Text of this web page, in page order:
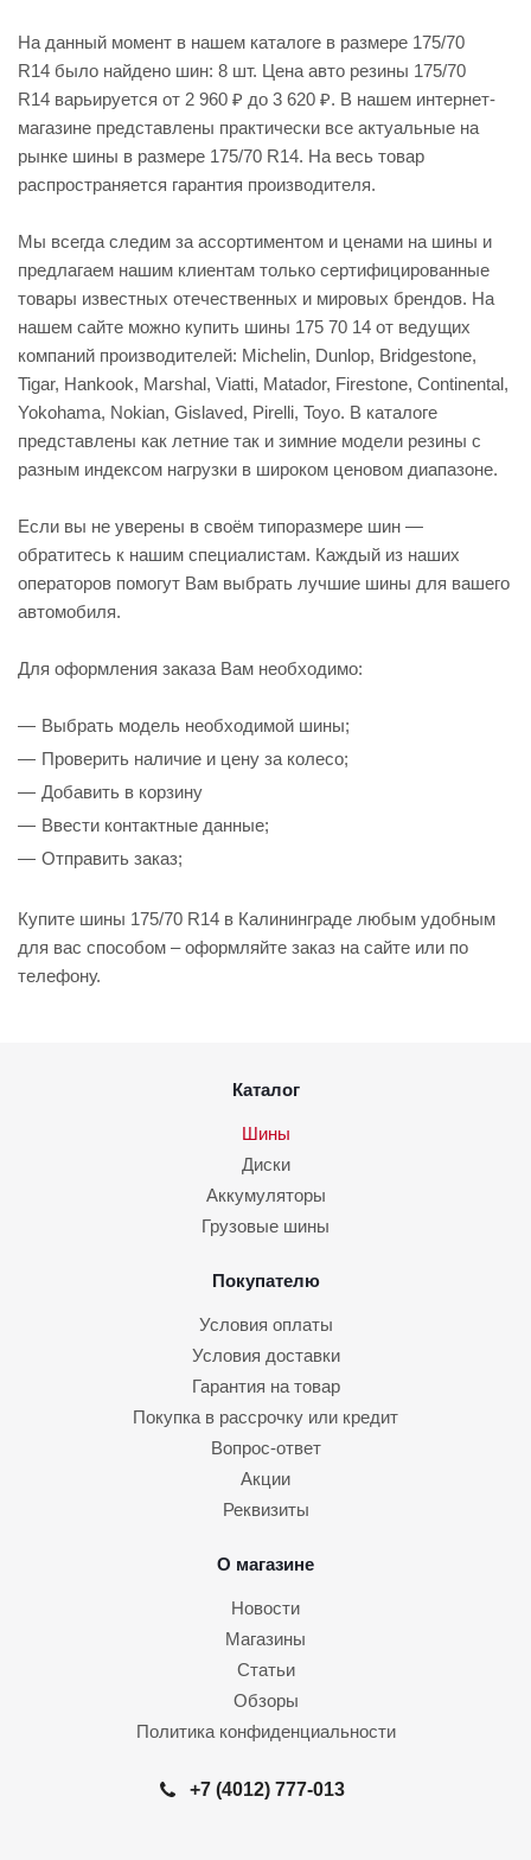
На данный момент в нашем каталоге в размере 175/70
R14 было найдено шин: 8 шт. Цена авто резины 175/70
R14 варьируется от 2 960 ₽ до 3 620 ₽. В нашем интернет-
магазине представлены практически все актуальные на
рынке шины в размере 175/70 R14. На весь товар
распространяется гарантия производителя.
Мы всегда следим за ассортиментом и ценами на шины и
предлагаем нашим клиентам только сертифицированные
товары известных отечественных и мировых брендов. На
нашем сайте можно купить шины 175 70 14 от ведущих
компаний производителей: Michelin, Dunlop, Bridgestone,
Tigar, Hankook, Marshal, Viatti, Matador, Firestone, Continental,
Yokohama, Nokian, Gislaved, Pirelli, Toyo. В каталоге
представлены как летние так и зимние модели резины с
разным индексом нагрузки в широком ценовом диапазоне.
Если вы не уверены в своём типоразмере шин —
обратитесь к нашим специалистам. Каждый из наших
операторов помогут Вам выбрать лучшие шины для вашего
автомобиля.
Для оформления заказа Вам необходимо:
Выбрать модель необходимой шины;
Проверить наличие и цену за колесо;
Добавить в корзину
Ввести контактные данные;
Отправить заказ;
Купите шины 175/70 R14 в Калининграде любым удобным
для вас способом – оформляйте заказ на сайте или по
телефону.
Каталог
Шины
Диски
Аккумуляторы
Грузовые шины
Покупателю
Условия оплаты
Условия доставки
Гарантия на товар
Покупка в рассрочку или кредит
Вопрос-ответ
Акции
Реквизиты
О магазине
Новости
Магазины
Статьи
Обзоры
Политика конфиденциальности
+7 (4012) 777-013